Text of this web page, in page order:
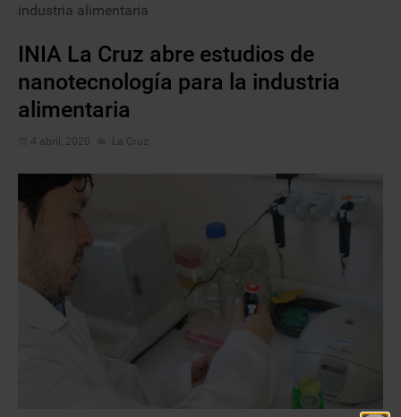
industria alimentaria
INIA La Cruz abre estudios de
nanotecnología para la industria
alimentaria
4 abril, 2020 La Cruz